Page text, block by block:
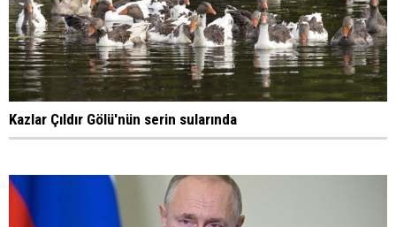
Kazlar Çıldır Gölü'nün serin sularında